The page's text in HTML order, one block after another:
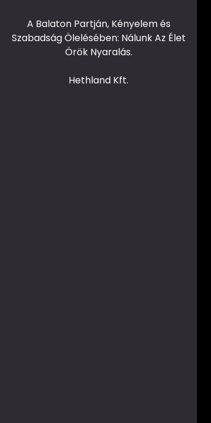
A Balaton Partján, Kényelem és
Szabadság Ölelésében: Nálunk Az Élet
Örök Nyaralás.
Hethland Kft.